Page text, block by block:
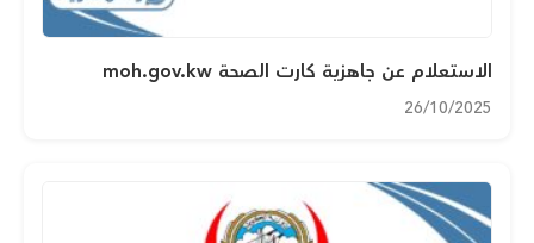
الاستعلام عن جاهزية كارت الصحة moh.gov.kw
26/10/2025